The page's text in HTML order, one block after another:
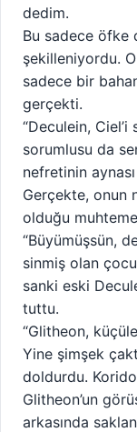
dedim.
Bu sadece öfke
şekilleniyordu.
sadece bir
gerçekti.
“Deculein, Ciel’i
sorumlusu da
nefretinin
Gerçekte, onun
olduğu
“Büyümüşsün,
sinmiş olan
sanki eski
tuttu.
“Glitheon,
Yine şimşek
doldurdu.
Glitheon’un
arkasında